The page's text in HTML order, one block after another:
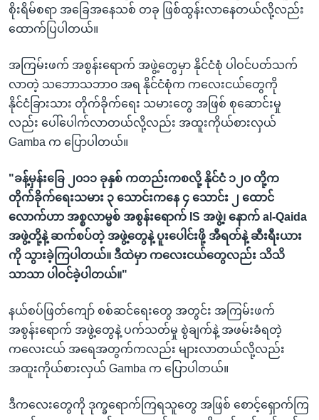
စိုးရိမ်စရာ အခြေအနေသစ် တခု ဖြစ်ထွန်းလာနေတယ်လို့လည်း
ထောက်ပြပါတယ်။
အကြမ်းဖက် အစွန်းရောက် အဖွဲ့တွေမှာ နိုင်ငံစုံ ပါဝင်ပတ်သက်
လာတဲ့ သဘောသဘာ၀ အရ နိုင်ငံစုံက ကလေးငယ်တွေကို
နိုင်ငံခြားသား တိုက်ခိုက်ရေး သမားတွေ အဖြစ် စုဆောင်းမှု
လည်း ပေါ်ပေါက်လာတယ်လို့လည်း အထူးကိုယ်စားလှယ်
Gamba က ပြောပါတယ်။
"ခန့်မှန်းခြေ ၂၀၁၁ ခုနှစ် ကတည်းကစလို့ နိုင်ငံ ၁၂၀ တို့က
တိုက်ခိုက်ရေးသမား ၃ သောင်းကနေ ၄ သောင်း ၂ ထောင်
လောက်ဟာ အစ္စလာမ္မစ် အစွန်းရောက် IS အဖွဲ့၊ နောက် al-Qaida
အဖွဲ့တို့နဲ့ ဆက်စပ်တဲ့ အဖွဲ့တွေနဲ့ ပူးပေါင်းဖို့ အီရတ်နဲ့ ဆီးရီးယား
ကို သွားခဲ့ကြပါတယ်။ ဒီထဲမှာ ကလေးငယ်တွေလည်း သိသိ
သာသာ ပါဝင်ခဲ့ပါတယ်။"
နယ်စပ်ဖြတ်ကျော် စစ်ဆင်ရေးတွေ အတွင်း အကြမ်းဖက်
အစွန်းရောက် အဖွဲ့တွေနဲ့ ပက်သတ်မှု စွဲချက်နဲ့ အဖမ်းခံရတဲ့
ကလေးငယ် အရေအတွက်ကလည်း များလာတယ်လို့လည်း
အထူးကိုယ်စားလှယ် Gamba က ပြောပါတယ်။
ဒီကလေးတွေကို ဒုက္ခရောက်ကြရသူတွေ အဖြစ် စောင့်ရှောက်ကြ